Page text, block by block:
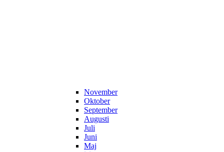
November
Oktober
September
Augusti
Juli
Juni
Maj